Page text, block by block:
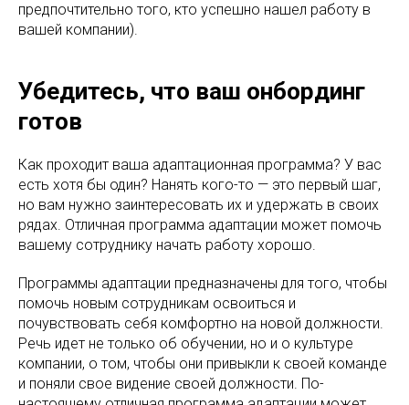
предпочтительно того, кто успешно нашел работу в
вашей компании).
Убедитесь, что ваш онбординг
готов
Как проходит ваша адаптационная программа? У вас
есть хотя бы один? Нанять кого-то — это первый шаг,
но вам нужно заинтересовать их и удержать в своих
рядах. Отличная программа адаптации может помочь
вашему сотруднику начать работу хорошо.
Программы адаптации предназначены для того, чтобы
помочь новым сотрудникам освоиться и
почувствовать себя комфортно на новой должности.
Речь идет не только об обучении, но и о культуре
компании, о том, чтобы они привыкли к своей команде
и поняли свое видение своей должности. По-